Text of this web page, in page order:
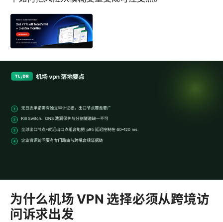
为什么机场 VPN 选择必须从跨境访
问诉求出发